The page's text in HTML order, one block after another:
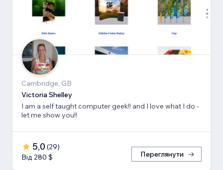
Cambridge, GB
Victoria Shelley
I am a self taught computer geek!! and I love what I do -
let me show you!!
5,0 (29)
Від 280 $
Переглянути